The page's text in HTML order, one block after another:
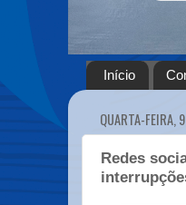
Início
QUARTA-FEIRA,
Redes